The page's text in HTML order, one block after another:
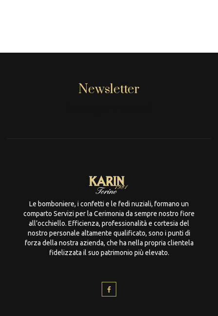
Newsletter
Le bomboniere, i confetti e le fedi nuziali, formano un
comparto Servizi per la Cerimonia da sempre nostro fiore
all’occhiello. Efficienza, professionalità e cortesia del
nostro personale altamente qualificato, sono i punti di
forza della nostra azienda, che ha nella propria clientela
fidelizzata il suo patrimonio più elevato.